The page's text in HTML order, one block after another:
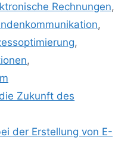
Rechnungen,
,
,
,
Zukunft des
der Erstellung von E-